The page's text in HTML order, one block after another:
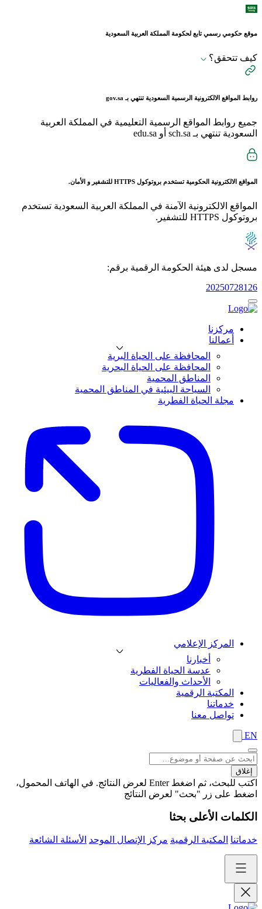
موقع حكومي رسمي تابع لحكومة المملكة العربية السعودية
كيف تتحقق؟
روابط المواقع الالكترونية الرسمية السعودية تنتهي بـ gov.sa
جميع روابط المواقع الرسمية التعليمية في المملكة العربية
السعودية تنتهي بـ sch.sa أو edu.sa
المواقع الالكترونية الحكومية تستخدم بروتوكول HTTPS للتشفير و الأمان.
المواقع الالكترونية الآمنة في المملكة العربية السعودية تستخدم
بروتوكول HTTPS للتشفير.
مسجل لدى هيئة الحكومة الرقمية برقم:
20250728126
مركزنا
أعمالنا
المحافظة على الحياة البرية
المحافظة على الحياة البحرية
المناطق المحمية
السياحة البيئية في المناطق المحمية
مجلة الحياة الفطرية
المركز الإعلامي
أخبارنا
عدسة الحياة الفطرية
الأحداث والفعاليات
المكتبة الرقمية
خدماتنا
تواصل معنا
EN
إغلاق
اكتب للبحث، ثم اضغط Enter لعرض النتائج. في الهاتف المحمول،
اضغط على زر "بحث" لعرض النتائج
الكلمات الأعلى بحثا
خدماتنا المكتبة الرقمية مركز الإتصال الموحد الأسئلة الشائعة